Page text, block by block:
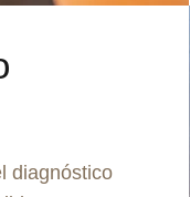
diagnóstico